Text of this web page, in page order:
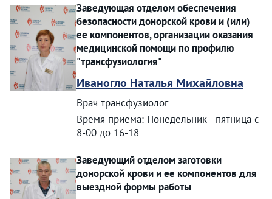
Заведующая отделом обеспечения
безопасности донорской крови и (или)
ее компонентов, организации оказания
медицинской помощи по профилю
"трансфузиология"
Иваногло Наталья Михайловна
Врач трансфузиолог
Время приема: Понедельник - пятница с
8-00 до 16-18
Заведующий отделом заготовки
донорской крови и ее компонентов для
выездной формы работы